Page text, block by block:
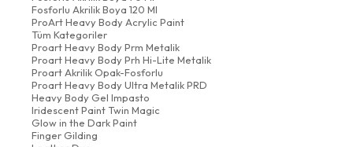
Fosforlu Akrilik Boya 120 Ml
ProArt Heavy Body Acrylic Paint
Tüm Kategoriler
Proart Heavy Body Prm Metalik
Proart Heavy Body Prh Hi-Lite Metalik
Proart Akrilik Opak-Fosforlu
Proart Heavy Body Ultra Metalik PRD
Heavy Body Gel Impasto
Iridescent Paint Twin Magic
Glow in the Dark Paint
Finger Gilding